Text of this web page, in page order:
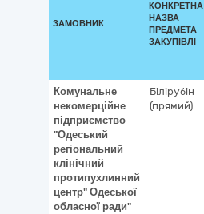
ЗАМОВНИК
КОНКРЕТНА
НАЗВА
ПРЕДМЕТА
ЗАКУПІВЛІ
Комунальне
некомерційне
підприємство
"Одеський
регіональний
клінічний
протипухлинний
центр" Одеської
обласної ради"
Білірубін
(прямий)